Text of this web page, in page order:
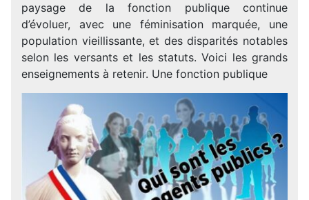
paysage de la fonction publique continue
d’évoluer, avec une féminisation marquée, une
population vieillissante, et des disparités notables
selon les versants et les statuts. Voici les grands
enseignements à retenir. Une fonction publique